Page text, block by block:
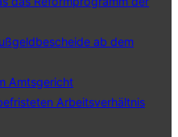
ab dem
Amtsgericht
Arbeitsverhältnis